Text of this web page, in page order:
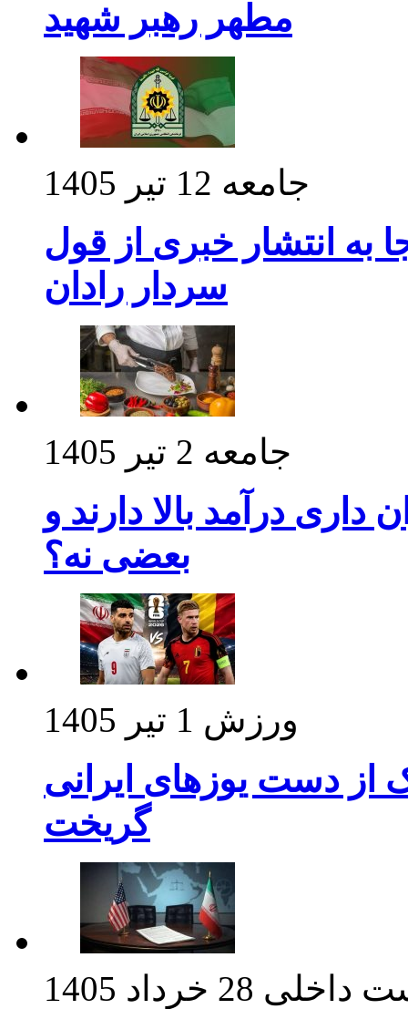
مطهر رهبر شهید
جامعه 12 تیر 1405
به انتشار خبری از قول
سردار رادان
جامعه 2 تیر 1405
درآمد بالا دارند و
بعضی نه؟
ورزش 1 تیر 1405
از دست یوزهای ایرانی
گریخت
داخلی 28 خرداد 1405